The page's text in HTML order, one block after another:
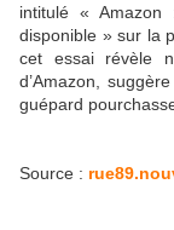
intitulé «
disponible » sur la
cet essai révèle
d’Amazon,
guépard
Source :